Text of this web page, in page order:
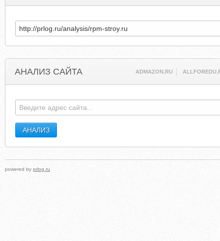
АНАЛИЗ САЙТА ADMAZON.RU
powered by prlog.ru